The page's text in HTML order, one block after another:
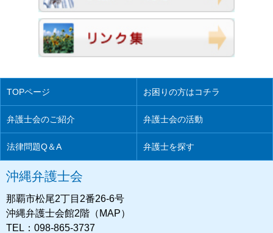
TOPページ お困りの方はコチラ
弁護士会のご紹介 弁護士会の活動
法律問題Q＆A 弁護士を探す
沖縄弁護士会
那覇市松尾2丁目2番26-6号
沖縄弁護士会館2階（MAP）
TEL：098-865-3737